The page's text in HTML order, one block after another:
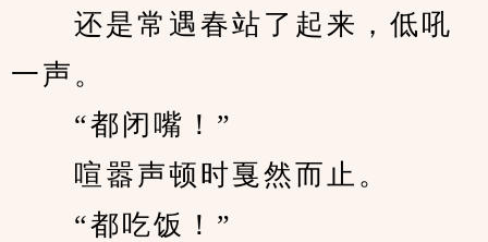
还是常遇春站了起来，低吼
一声。
“都闭嘴！”
喧嚣声顿时戛然而止。
“都吃饭！”